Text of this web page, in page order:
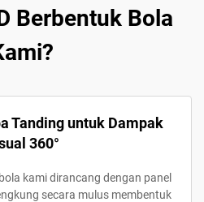
Berbentuk Bola
Tanding untuk Dampak
360°
kami dirancang dengan panel
secara mulus membentuk